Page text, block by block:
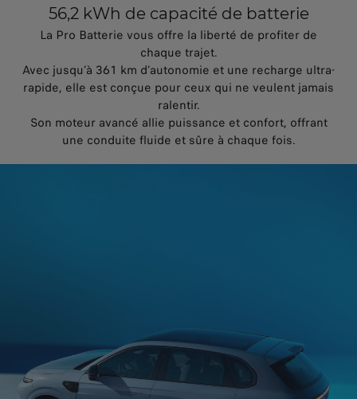
56,2 kWh de capacité de batterie
La Pro Batterie vous offre la liberté de profiter de
chaque trajet.
Avec jusqu’à 361 km d’autonomie et une recharge ultra-
rapide, elle est conçue pour ceux qui ne veulent jamais
ralentir.
Son moteur avancé allie puissance et confort, offrant
une conduite fluide et sûre à chaque fois.